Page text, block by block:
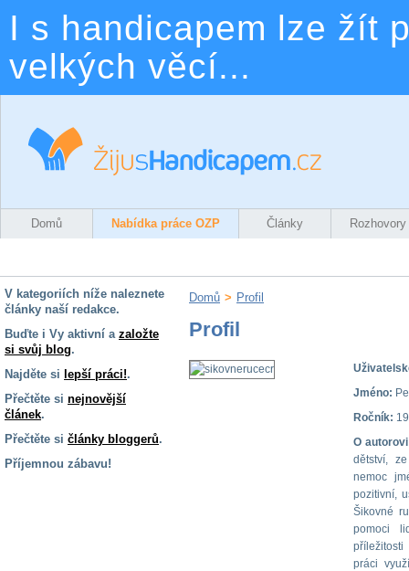
I s handicapem lze žít
velkých věcí...
Domů Nabídka práce OZP Články Rozhovory
V kategoriích níže naleznete
články naší redakce.
Buďte i Vy aktivní a založte
si svůj blog.
Najděte si lepší práci!.
Přečtěte si nejnovější
článek.
Přečtěte si články bloggerů.
Příjemnou zábavu!
Domů > Profil
Profil
Jméno:
Ročník:
O
dětství,
nemoc
pozitivní,
Šikovné
pomoci
příležitosti
práci